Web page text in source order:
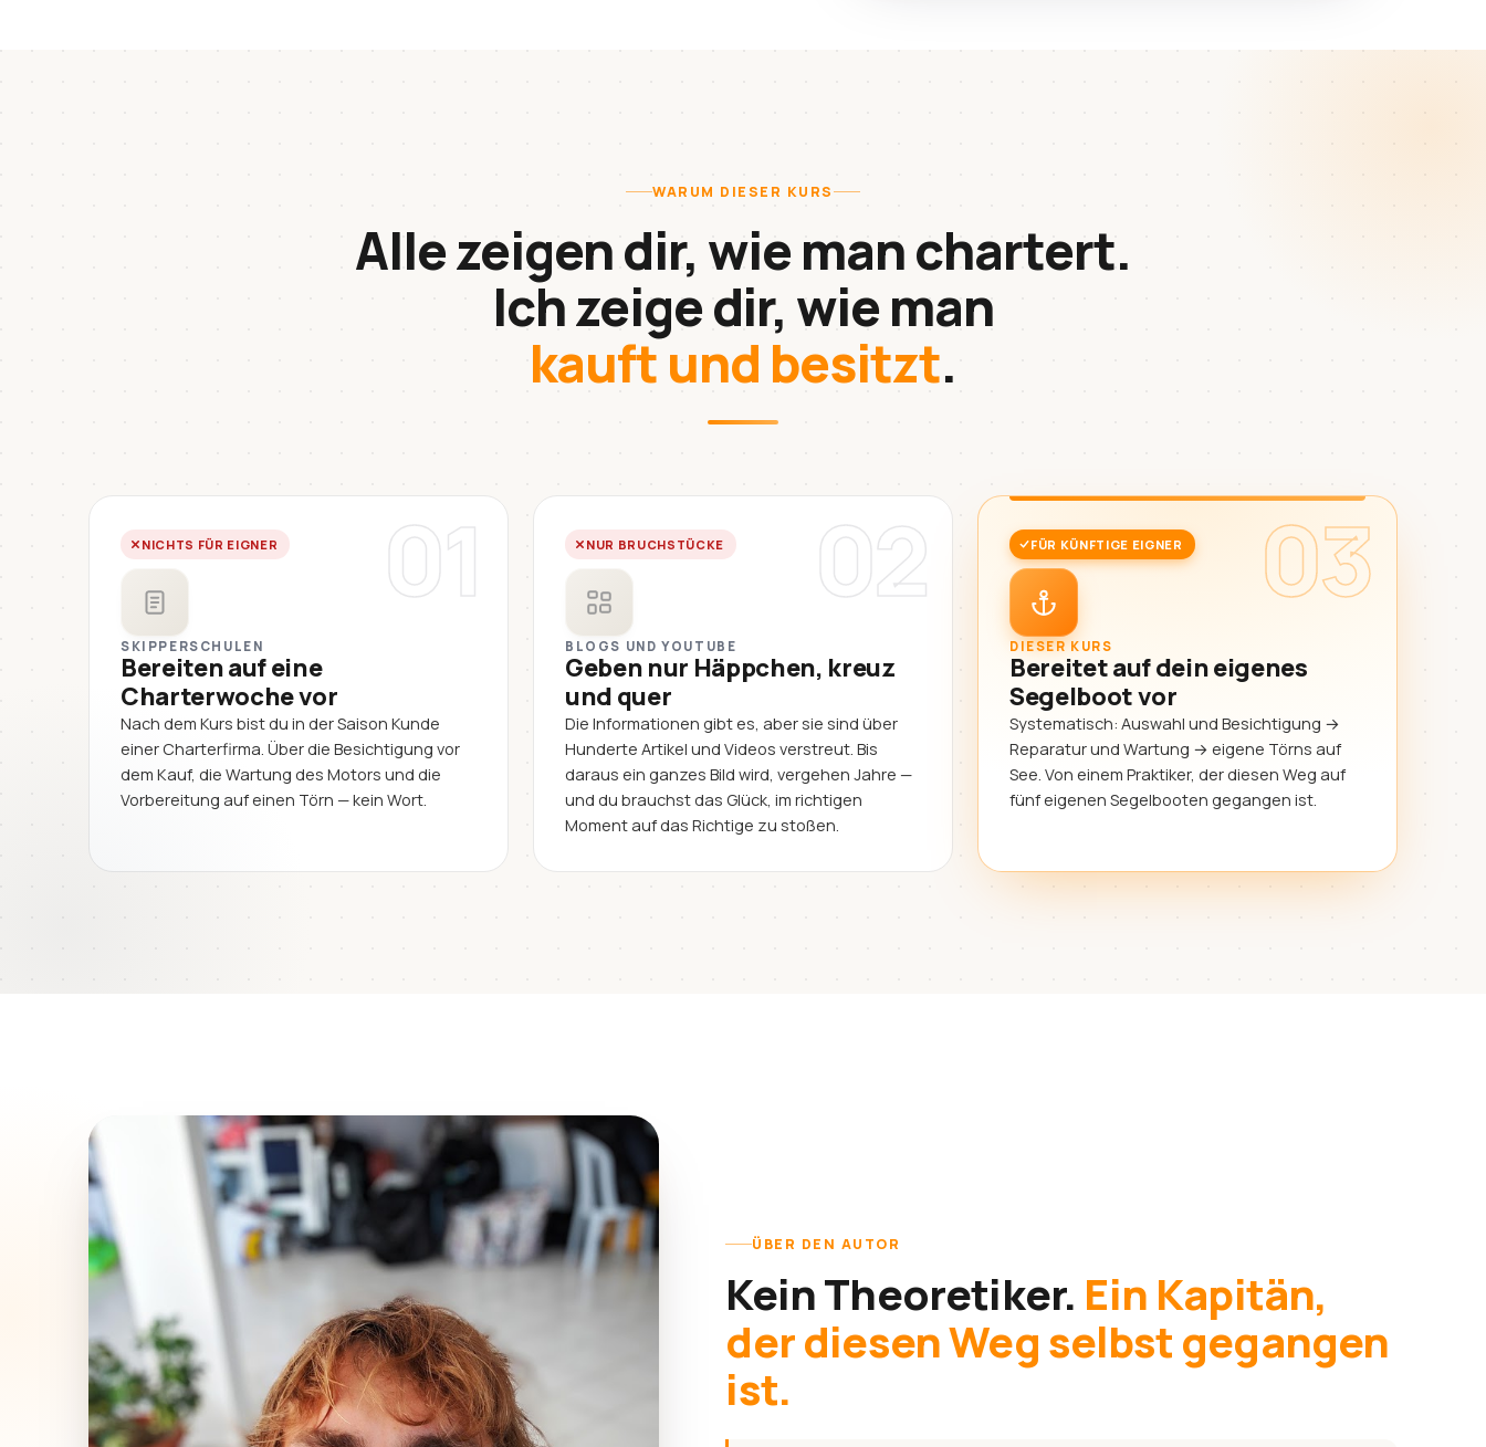
WARUM DIESER KURS
Alle zeigen dir, wie man chartert.
Ich zeige dir, wie man
kauft und besitzt.
01
NICHTS FÜR EIGNER
SKIPPERSCHULEN
Bereiten auf eine
Charterwoche vor
Nach dem Kurs bist du in der Saison Kunde
einer Charterfirma. Über die Besichtigung vor
dem Kauf, die Wartung des Motors und die
Vorbereitung auf einen Törn — kein Wort.
02
NUR BRUCHSTÜCKE
BLOGS UND YOUTUBE
Geben nur Häppchen, kreuz
und quer
Die Informationen gibt es, aber sie sind über
Hunderte Artikel und Videos verstreut. Bis
daraus ein ganzes Bild wird, vergehen Jahre —
und du brauchst das Glück, im richtigen
Moment auf das Richtige zu stoßen.
03
FÜR KÜNFTIGE EIGNER
DIESER KURS
Bereitet auf dein eigenes
Segelboot vor
Systematisch: Auswahl und Besichtigung →
Reparatur und Wartung → eigene Törns auf
See. Von einem Praktiker, der diesen Weg auf
fünf eigenen Segelbooten gegangen ist.
ÜBER DEN AUTOR
Kein Theoretiker. Ein Kapitän,
der diesen Weg selbst gegangen
ist.